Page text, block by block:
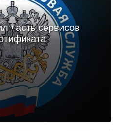
часть сервисов